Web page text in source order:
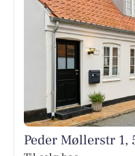
Peder Møllerstr